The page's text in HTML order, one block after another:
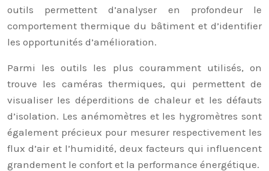
outils permettent d’analyser en profondeur le
comportement thermique du bâtiment et d’identifier
les opportunités d’amélioration.
Parmi les outils les plus couramment utilisés, on
trouve les caméras thermiques, qui permettent de
visualiser les déperditions de chaleur et les défauts
d’isolation. Les anémomètres et les hygromètres sont
également précieux pour mesurer respectivement les
flux d’air et l’humidité, deux facteurs qui influencent
grandement le confort et la performance énergétique.